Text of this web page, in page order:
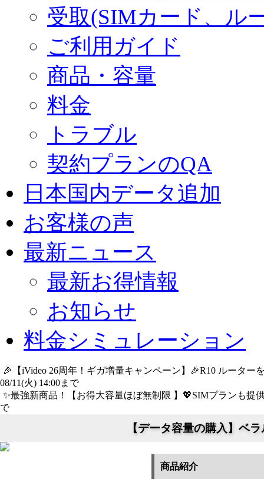
受取(SIMカード、ル
ご利用ガイド
商品・容量
料金
トラブル
契約プランのQA
日本国内データ追加
お客様の声
最新ニュース
最新お得情報
お知らせ
料金シミュレーション
🎉【iVideo 26周年！ギガ増量キャンペーン】🎉R10 ルータ
08/11(火) 14:00まで
✨️最強新商品！【お得大容量ほぼ無制限 】💖SIMプランも提
で
【データ容量の購入】ベ
商品紹介